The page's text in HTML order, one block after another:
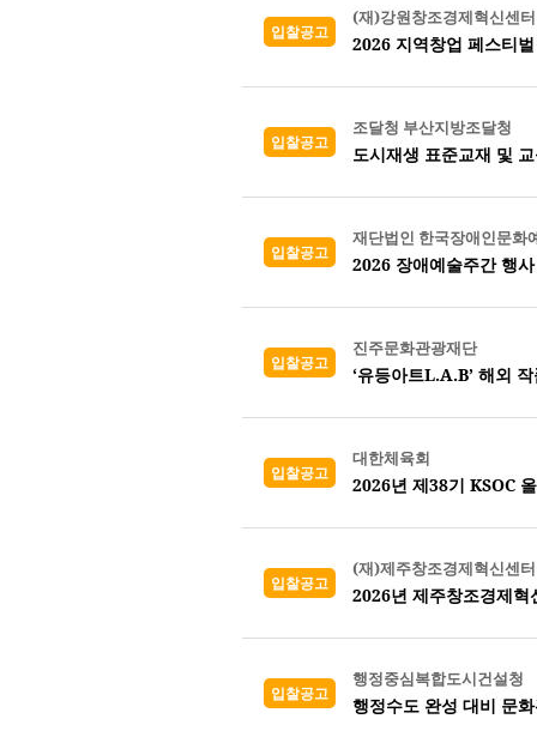
입찰공고
(재)강원창조경제혁신센터
2026 지역창업 페스티
입찰공고
조달청 부산지방조달청
도시재생 표준교재 및
입찰공고
재단법인 한국장애인문화
2026 장애예술주간 행
입찰공고
진주문화관광재단
‘유등아트L.A.B’ 해외
입찰공고
대한체육회
2026년 제38기 KSOC
입찰공고
(재)제주창조경제혁신센터
2026년 제주창조경제
입찰공고
행정중심복합도시건설청
행정수도 완성 대비 문